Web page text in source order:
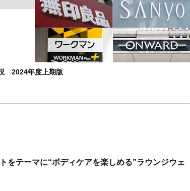
2024年度上期版
テーマに“ボディケアを楽しめる”ラウンジウェ